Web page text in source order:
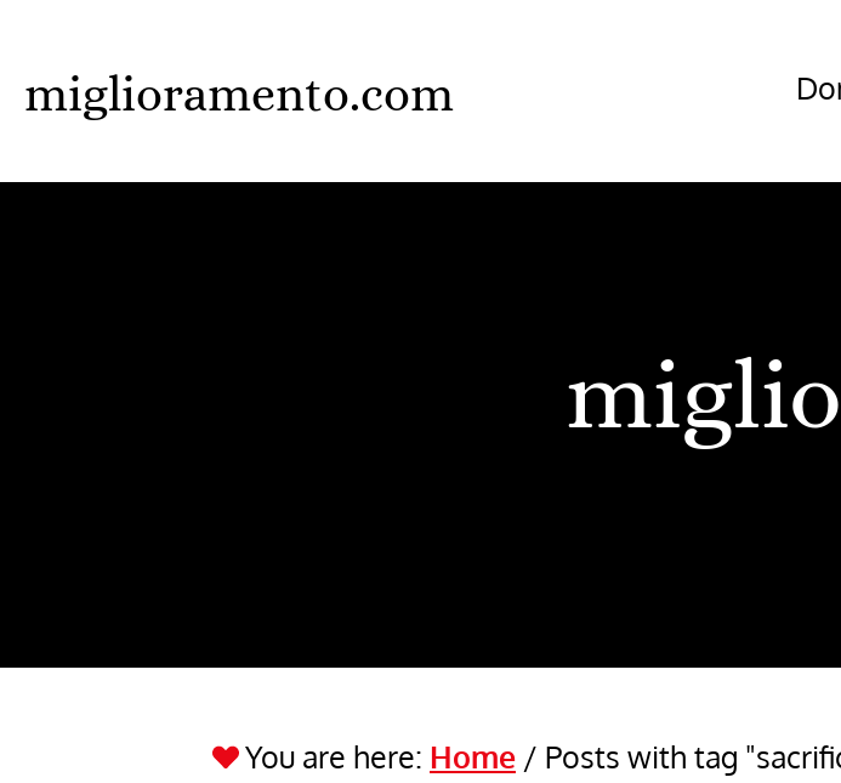
main
miglioramento.com
You are here: Home / Posts with tag